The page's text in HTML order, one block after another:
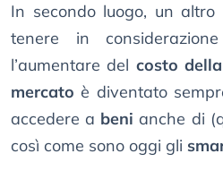
In secondo luogo, un
tenere in
l’aumentare del costo
mercato è diventato
accedere a beni anche di
così come sono oggi gli